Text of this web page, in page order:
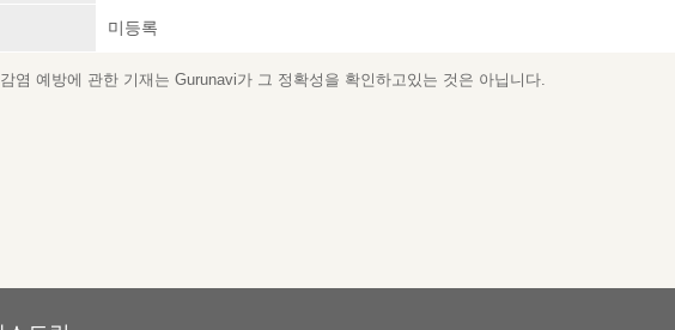
미등록
염 예방에 관한 기재는 Gurunavi가 그 정확성을 확인하고있는 것은 아닙니다.